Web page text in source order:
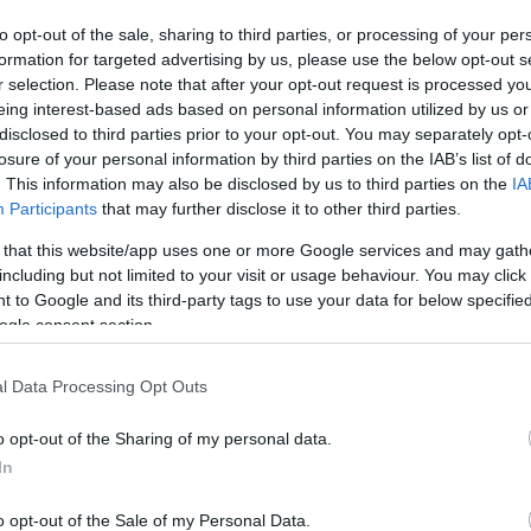
opt-out of the sale, sharing to third parties, or processing of your
for targeted advertising by us, please use the below opt-out
selection. Please note that after your opt-out request is processed
interest-based ads based on personal information utilized by us
to third parties prior to your opt-out. You may separately
of your personal information by third parties on the IAB’s list of
This information may also be disclosed by us to third parties on the
Participants that may further disclose it to other third parties.
that this website/app uses one or more Google services and may
but not limited to your visit or usage behaviour. You may
to Google and its third-party tags to use your data for below
consent section.
Data Processing Opt Outs
opt-out of the Sharing of my personal data.
opt-out of the Sale of my Personal Data.
listavezetője és címvédője, a
a bekket, aki azonban végül a budapesti
négy gólt szerzett és kiosztott két gólpasszt
hiszen ezt megelőzően megfordult a
csapatánál is, ahová a Spartak
bajnoki címet is szerzett 2018-ban, a
járult hozzá, majd a nagyszombatiak
is pályára lépett - írja az
legnagyobb gólját szerezte a Fortuna
Ligában: